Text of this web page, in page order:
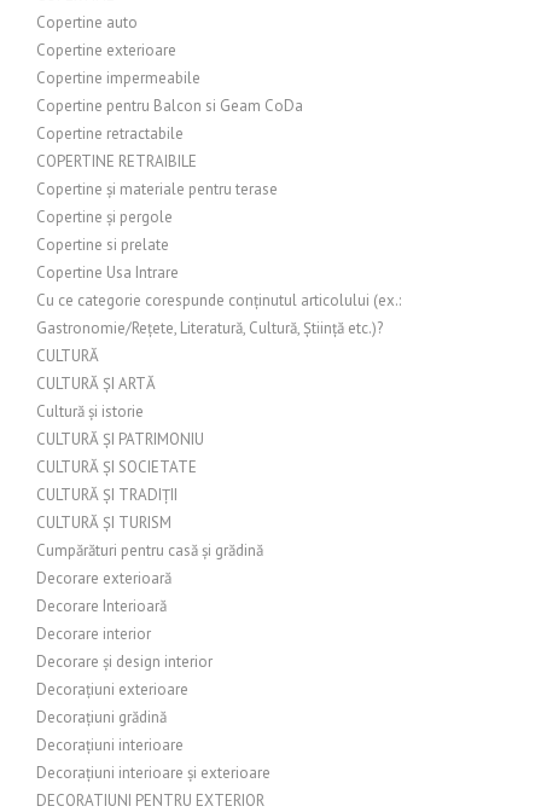
Copertine auto
Copertine exterioare
Copertine impermeabile
Copertine pentru Balcon si Geam CoDa
Copertine retractabile
COPERTINE RETRAIBILE
Copertine și materiale pentru terase
Copertine și pergole
Copertine si prelate
Copertine Usa Intrare
Cu ce categorie corespunde conținutul articolului (ex.:
Gastronomie/Rețete, Literatură, Cultură, Știință etc.)?
CULTURĂ
CULTURĂ ȘI ARTĂ
Cultură și istorie
CULTURĂ ȘI PATRIMONIU
CULTURĂ ȘI SOCIETATE
CULTURĂ ȘI TRADIȚII
CULTURĂ ȘI TURISM
Cumpărături pentru casă și grădină
Decorare exterioară
Decorare Interioară
Decorare interior
Decorare și design interior
Decorațiuni exterioare
Decorațiuni grădină
Decorațiuni interioare
Decorațiuni interioare și exterioare
DECORATIUNI PENTRU EXTERIOR